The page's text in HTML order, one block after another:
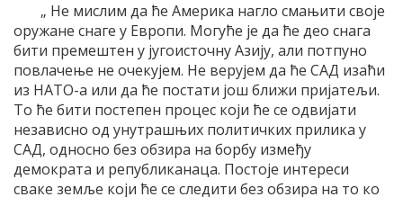
„ Не мислим да ће Америка нагло смањити своје
оружане снаге у Европи. Могуће је да ће део снага
бити премештен у југоисточну Азију, али потпуно
повлачење не очекујем. Не верујем да ће САД изаћи
из НАТО-а или да ће постати још ближи пријатељи.
То ће бити постепен процес који ће се одвијати
независно од унутрашњих политичких прилика у
САД, односно без обзира на борбу између
демократа и републиканаца. Постоје интереси
сваке земље који ће се следити без обзира на то ко